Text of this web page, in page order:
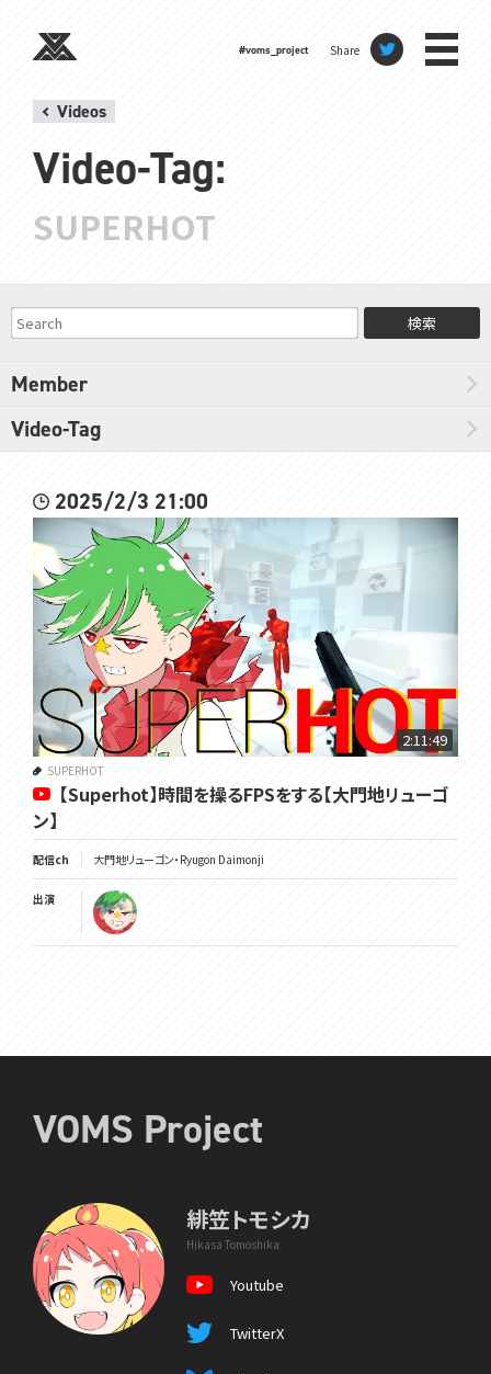
#voms_project Share
Videos
Video-Tag:
SUPERHOT
検索
Member
Video-Tag
2025/2/3 21:00
2:11:49
SUPERHOT
【Superhot】時間を操るFPSをする【大門地リューゴ
ン】
配信ch 大門地リューゴン・Ryugon Daimonji
出演
VOMS Project
緋笠トモシカ
Hikasa Tomoshika
Youtube
TwitterX